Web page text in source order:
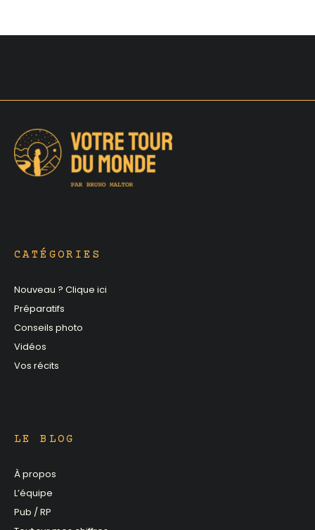
CATÉGORIES
Nouveau ? Clique ici
Préparatifs
Conseils photo
Vidéos
Vos récits
LE BLOG
À propos
L’équipe
Pub / RP